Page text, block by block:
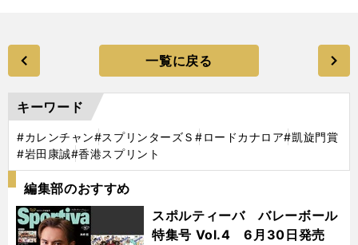
一覧に戻る
キーワード
#カレンチャン#スプリンターズＳ #ロードカナロア#凱旋門賞
#岩田康誠#香港スプリント
編集部のおすすめ
スポルティーバ バレーボール
特集号 Vol.4 6月30日発売